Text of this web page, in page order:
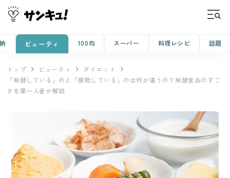
ビューティ 100均 スーパー 料理レシピ 話題
トップ ビューティ
ダイエット
「発酵している」のと「腐敗している」のは何が違うの？発酵食品のすご
さを第一人者が解説